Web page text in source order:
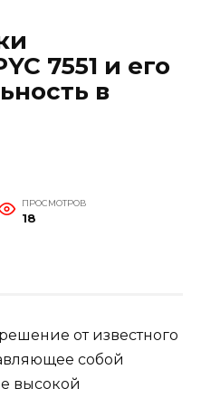
7551 и его
в
ПРОСМОТРОВ
18
от известного
собой
высокой